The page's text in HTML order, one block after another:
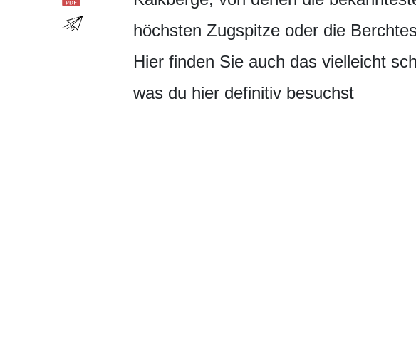
höchsten Zugspitze oder die
Hier finden Sie auch das vielleicht
was du hier definitiv besuchst